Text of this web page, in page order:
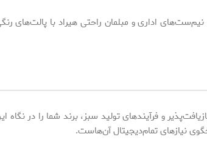
دفتر کار است. نیم‌ست‌های اداری و مبلمان راحتی
و فرآیندهای تولید سبز، برند شما را در
نیازهای تمام‌دیجیتال آن‌هاست.